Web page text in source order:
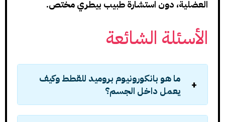
العضلية، دون استشارة طبيب بيطري مختص.
الأسئلة الشائعة
ما هو بانكورونيوم بروميد للقطط وكيف
يعمل داخل الجسم؟